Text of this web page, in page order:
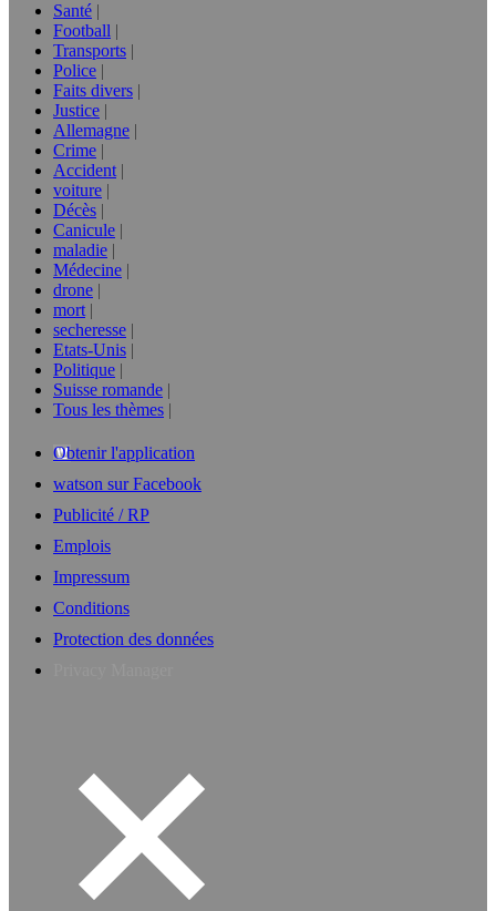
Santé
Football
Transports
Police
Faits divers
Justice
Allemagne
Crime
Accident
voiture
Décès
Canicule
maladie
Médecine
drone
mort
secheresse
Etats-Unis
Politique
Suisse romande
Tous les thèmes
Obtenir l'application
watson sur Facebook
Publicité / RP
Emplois
Impressum
Conditions
Protection des données